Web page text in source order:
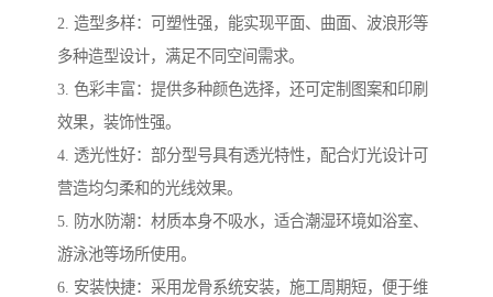
2. 造型多样：可塑性强，能实现平面、曲面、波浪形等
多种造型设计，满足不同空间需求。
3. 色彩丰富：提供多种颜色选择，还可定制图案和印刷
效果，装饰性强。
4. 透光性好：部分型号具有透光特性，配合灯光设计可
营造均匀柔和的光线效果。
5. 防水防潮：材质本身不吸水，适合潮湿环境如浴室、
游泳池等场所使用。
6. 安装快捷：采用龙骨系统安装，施工周期短，便于维